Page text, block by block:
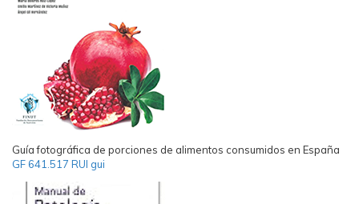
Guía fotográfica de porciones de alimentos consumidos en España
GF 641.517 RUI gui